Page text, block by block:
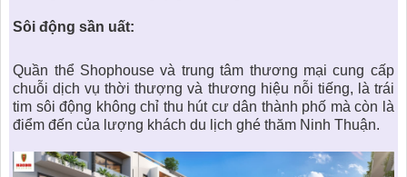
Sôi động sần uất:
Quần thể Shophouse và trung tâm thương mại cung cấp
chuỗi dịch vụ thời thượng và thương hiệu nỗi tiếng, là trái
tim sôi động không chỉ thu hút cư dân thành phố mà còn là
điểm đến của lượng khách du lịch ghé thăm Ninh Thuận.